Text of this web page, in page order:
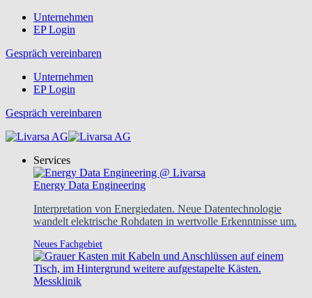
Unternehmen
EP Login
Gespräch vereinbaren
Unternehmen
EP Login
Gespräch vereinbaren
Services
Energy Data Engineering
Interpretation von Energiedaten. Neue Datentechnologie
wandelt elektrische Rohdaten in wertvolle Erkenntnisse um.
Neues Fachgebiet
Messklinik